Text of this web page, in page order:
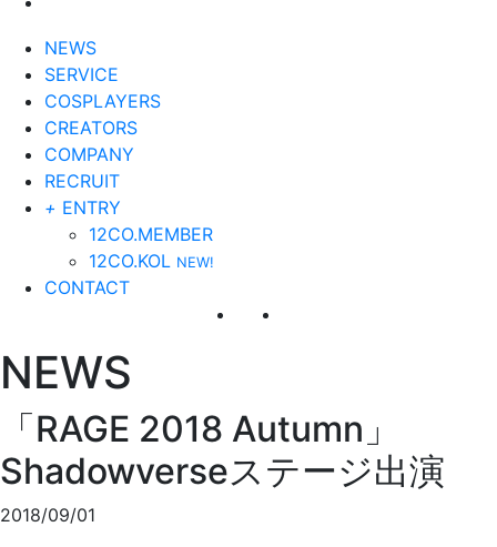
NEWS
SERVICE
COSPLAYERS
CREATORS
COMPANY
RECRUIT
+ ENTRY
12CO.MEMBER
12CO.KOL NEW!
CONTACT
NEWS
「RAGE 2018 Autumn」
Shadowverseステージ出演
2018/09/01